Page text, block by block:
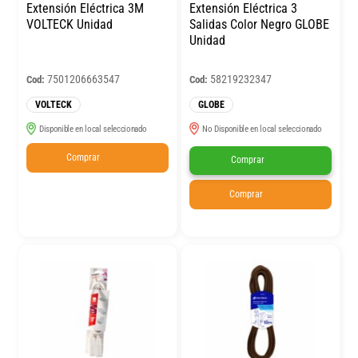
Extensión Eléctrica 3M
VOLTECK Unidad
Cod: 7501206663547
VOLTECK
Disponible en local seleccionado
Comprar
Extensión Eléctrica 3
Salidas Color Negro GLOBE
Unidad
Cod: 58219232347
GLOBE
No Disponible en local seleccionado
Comprar
Comprar